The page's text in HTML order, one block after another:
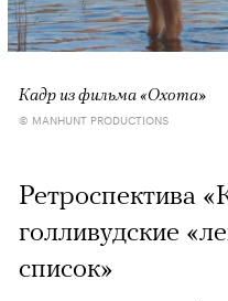
Кадр из фильма «Охота»
© MANHUNT PRODUCTIONS
Ретроспектива
голливудские
список»